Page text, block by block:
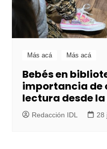
Más acá Más acá
Bebés en
importancia de
lectura desde
Redacción IDL 28